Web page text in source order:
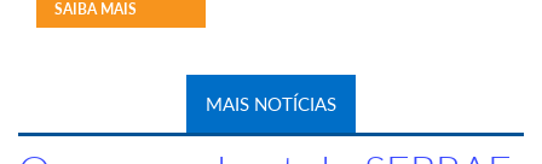
SAIBA MAIS
MAIS NOTÍCIAS